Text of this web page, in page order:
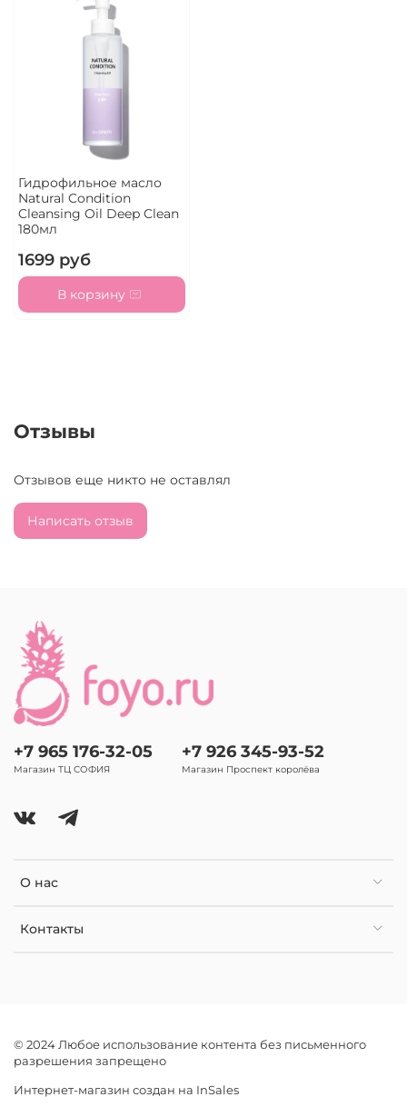
Гидрофильное масло
Natural Condition
Cleansing Oil Deep Clean
180мл
1699 руб
В корзину
Отзывы
Отзывов еще никто не оставлял
Написать отзыв
О нас
Контакты
+7 965 176-32-05
Магазин ТЦ СОФИЯ
+7 926 345-93-52
Магазин Проспект королёва
© 2024 Любое использование контента без письменного
разрешения запрещено
Интернет-магазин создан на InSales